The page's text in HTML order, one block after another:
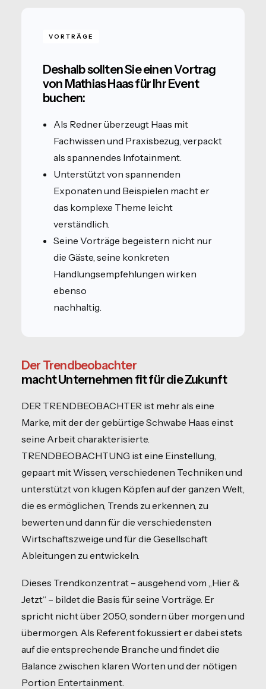
VORTRÄGE
Deshalb sollten Sie einen Vortrag
von Mathias Haas für Ihr Event
buchen:
Als Redner überzeugt Haas mit
Fachwissen und Praxisbezug, verpackt
als spannendes Infotainment.
Unterstützt von spannenden
Exponaten und Beispielen macht er
das komplexe Theme leicht
verständlich.
Seine Vorträge begeistern nicht nur
die Gäste, seine konkreten
Handlungsempfehlungen wirken
ebenso
nachhaltig.
Der Trendbeobachter
macht Unternehmen fit für die Zukunft
DER TRENDBEOBACHTER ist mehr als eine
Marke, mit der der gebürtige Schwabe Haas einst
seine Arbeit charakterisierte.
TRENDBEOBACHTUNG ist eine Einstellung,
gepaart mit Wissen, verschiedenen Techniken und
unterstützt von klugen Köpfen auf der ganzen Welt,
die es ermöglichen, Trends zu erkennen, zu
bewerten und dann für die verschiedensten
Wirtschaftszweige und für die Gesellschaft
Ableitungen zu entwickeln.
Dieses Trendkonzentrat – ausgehend vom „Hier &
Jetzt“ – bildet die Basis für seine Vorträge. Er
spricht nicht über 2050, sondern über morgen und
übermorgen. Als Referent fokussiert er dabei stets
auf die entsprechende Branche und findet die
Balance zwischen klaren Worten und der nötigen
Portion Entertainment.